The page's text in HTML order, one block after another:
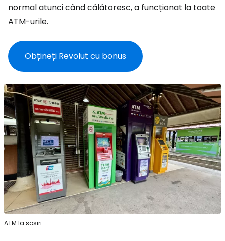
normal atunci când călătoresc, a funcționat la toate
ATM-urile.
Obțineți Revolut cu bonus
ATM la sosiri